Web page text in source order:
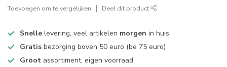
Toevoegen om te vergelijken Deel dit product
Snelle levering, veel artikelen morgen in huis
Gratis bezorging boven 50 euro (be 75 euro)
Groot assortiment, eigen voorraad